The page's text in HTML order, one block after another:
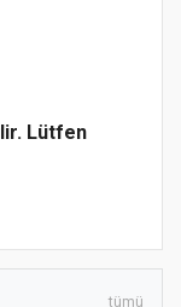
Lütfen
tümü